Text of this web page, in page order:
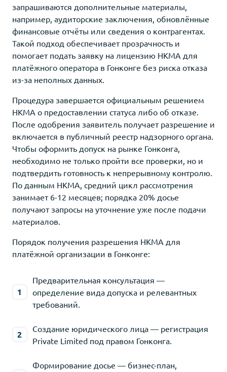
запрашиваются дополнительные материалы,
например, аудиторские заключения, обновлённые
финансовые отчёты или сведения о контрагентах.
Такой подход обеспечивает прозрачность и
помогает подать заявку на лицензию HKMA для
платёжного оператора в Гонконге без риска отказа
из-за неполных данных.
Процедура завершается официальным решением
HKMA о предоставлении статуса либо об отказе.
После одобрения заявитель получает разрешение и
включается в публичный реестр надзорного органа.
Чтобы оформить допуск на рынке Гонконга,
необходимо не только пройти все проверки, но и
подтвердить готовность к непрерывному контролю.
По данным HKMA, средний цикл рассмотрения
занимает 6-12 месяцев; порядка 20% досье
получают запросы на уточнение уже после подачи
материалов.
Порядок получения разрешения HKMA для
платёжной организации в Гонконге:
Предварительная консультация —
определение вида допуска и релевантных
требований.
Создание юридического лица — регистрация
Private Limited под правом Гонконга.
Формирование досье — бизнес-план,